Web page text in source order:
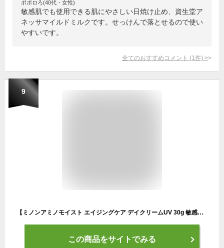
ポポロろ(40代・女性)
敏感肌でも使用できる肌にやさしい日焼け止め、資生堂ア
ネッサマイルドミルクです。せっけんで落とせるので使い
やすいです。
全てのおすすめコメント (1 件) >
9
【ミノンアミノモイスト エイジングケア デイクリームUV 30g 敏感肌】 〈医薬部外品〉 下地 化粧 日焼け止め
この商品をサイトでみる